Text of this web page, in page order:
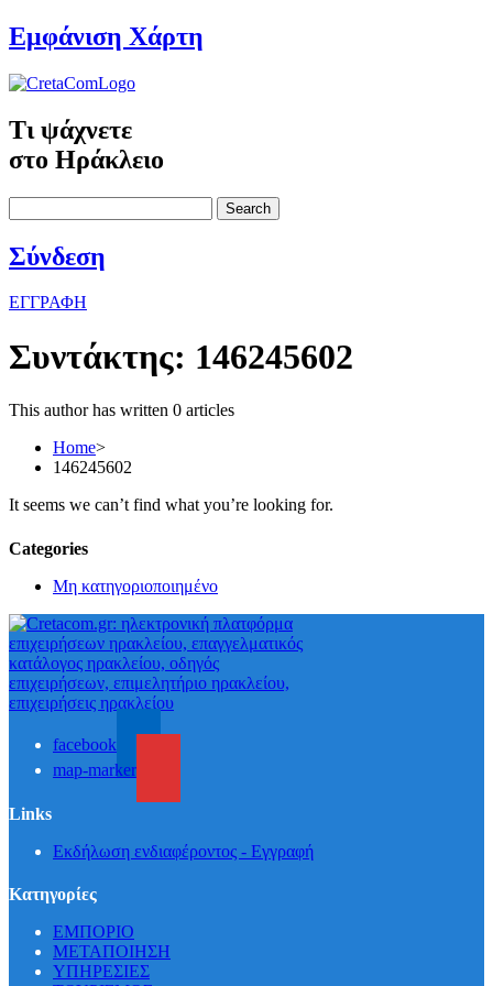
Εμφάνιση Χάρτη
Τι ψάχνετε
στο Ηράκλειο
Search
Σύνδεση
ΕΓΓΡΑΦΗ
Συντάκτης: 146245602
This author has written 0 articles
Home>
146245602
It seems we can’t find what you’re looking for.
Categories
Μη κατηγοριοποιημένο
facebook
map-marker
Links
Εκδήλωση ενδιαφέροντος - Εγγραφή
Κατηγορίες
ΕΜΠΟΡΙΟ
ΜΕΤΑΠΟΙΗΣΗ
ΥΠΗΡΕΣΙΕΣ